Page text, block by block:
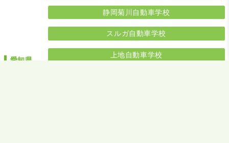
静岡菊川自動車学校
スルガ自動車学校
愛知県
上地自動車学校